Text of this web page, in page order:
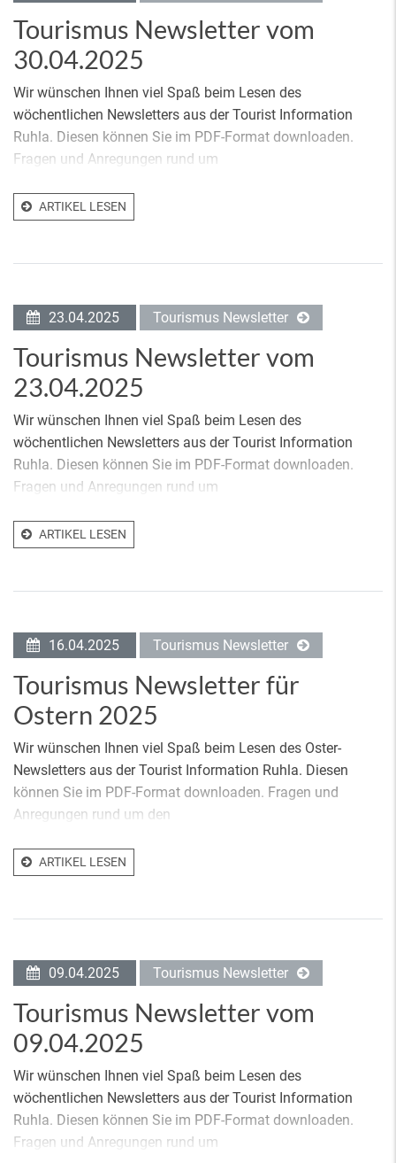
Tourismus Newsletter vom
30.04.2025
Wir wünschen Ihnen viel Spaß beim Lesen des
wöchentlichen Newsletters aus der Tourist Information
Ruhla. Diesen können Sie im PDF-Format downloaden.
Fragen und Anregungen rund um
ARTIKEL LESEN
23.04.2025 Tourismus Newsletter
Tourismus Newsletter vom
23.04.2025
Wir wünschen Ihnen viel Spaß beim Lesen des
wöchentlichen Newsletters aus der Tourist Information
Ruhla. Diesen können Sie im PDF-Format downloaden.
Fragen und Anregungen rund um
ARTIKEL LESEN
16.04.2025 Tourismus Newsletter
Tourismus Newsletter für
Ostern 2025
Wir wünschen Ihnen viel Spaß beim Lesen des Oster-
Newsletters aus der Tourist Information Ruhla. Diesen
können Sie im PDF-Format downloaden. Fragen und
Anregungen rund um den
ARTIKEL LESEN
09.04.2025 Tourismus Newsletter
Tourismus Newsletter vom
09.04.2025
Wir wünschen Ihnen viel Spaß beim Lesen des
wöchentlichen Newsletters aus der Tourist Information
Ruhla. Diesen können Sie im PDF-Format downloaden.
Fragen und Anregungen rund um